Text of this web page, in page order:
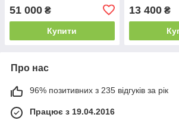
51 000 ₴
Купити
13 400₴
Про нас
96% позитивних з 235 відгуків за рік
Працює з 19.04.2016